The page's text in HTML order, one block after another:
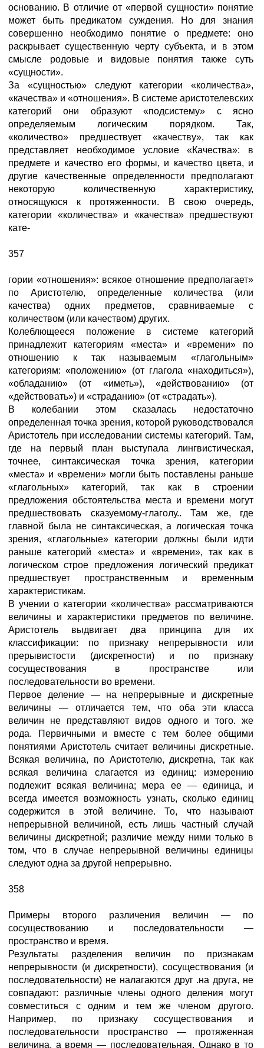
основанию. В отличие от «первой сущности» понятие
может быть предикатом суждения. Но для знания
совершенно необходимо понятие о предмете: оно
раскрывает существенную черту субъекта, и в этом
смысле родовые и видовые понятия также суть
«сущности».
За «сущностью» следуют категории «количества»,
«качества» и «отношения». В системе аристотелевских
категорий они образуют «подсистему» с ясно
определяемым логическим порядком. Так,
«количество» предшествует «качеству», так как
представляет необходимое условие «Качества»: в
предмете и качество его формы, и качество цвета, и
другие качественные определенности предполагают
некоторую количественную характеристику,
относящуюся к протяженности. В свою очередь,
категории «количества» и «качества» предшествуют
кате-
357
гории «отношения»: всякое отношение предполагает»
по Аристотелю, определенные количества (или
качества) одних предметов, сравниваемые с
количеством (или качеством) других.
Колеблющееся положение в системе категорий
принадлежит категориям «места» и «времени» по
отношению к так называемым «глагольным»
категориям: «положению» (от глагола «находиться»),
«обладанию» (от «иметь»), «действованию» (от
«действовать») и «страданию» (от «страдать»).
В колебании этом сказалась недостаточно
определенная точка зрения, которой руководствовался
Аристотель при исследовании системы категорий. Там,
где на первый план выступала лингвистическая,
точнее, синтаксическая точка зрения, категории
«места» и «времени» могли быть поставлены раньше
«глагольных» категорий, так как в строении
предложения обстоятельства места и времени могут
предшествовать сказуемому-глаголу.. Там же, где
главной была не синтаксическая, а логическая точка
зрения, «глагольные» категории должны были идти
раньше категорий «места» и «времени», так как в
логическом строе предложения логический предикат
предшествует пространственным и временным
характеристикам.
В учении о категории «количества» рассматриваются
величины и характеристики предметов по величине.
Аристотель выдвигает два принципа для их
классификации: по признаку непрерывности или
прерывистости (дискретности) и по признаку
сосуществования в пространстве или
последовательности во времени.
Первое деление — на непрерывные и дискретные
величины — отличается тем, что оба эти класса
величин не представляют видов одного и того. же
рода. Первичными и вместе с тем более общими
понятиями Аристотель считает величины дискретные.
Всякая величина, по Аристотелю, дискретна, так как
всякая величина слагается из единиц: измерению
подлежит всякая величина; мера ее — единица, и
всегда имеется возможность узнать, сколько единиц
содержится в этой величине. То, что называют
непрерывной величиной, есть лишь частный случай
величины дискретной; различие между ними только в
том, что в случае непрерывной величины единицы
следуют одна за другой непрерывно.
358
Примеры второго различения величин — по
сосуществованию и последовательности —
пространство и время.
Результаты разделения величин по признакам
непрерывности (и дискретности), сосуществования (и
последовательности) не налагаются друг .на друга, не
совпадают: различные члены одного деления могут
совместиться с одним и тем же членом другого.
Например, по признаку сосуществования и
последовательности пространство — протяженная
величина, а время — последовательная. Однако в то